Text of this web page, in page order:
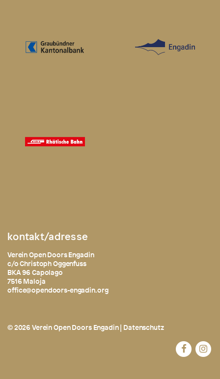
kontakt/adresse
Verein Open Doors Engadin
c/o Christoph Oggenfuss
BKA 96 Capolago
7516 Maloja
office@opendoors-engadin.org
© 2026 Verein Open Doors Engadin | Datenschutz